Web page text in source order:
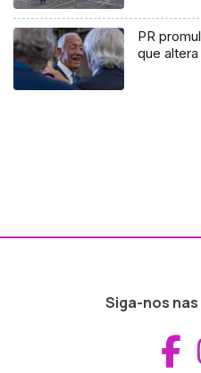
PR
que
Siga-nos